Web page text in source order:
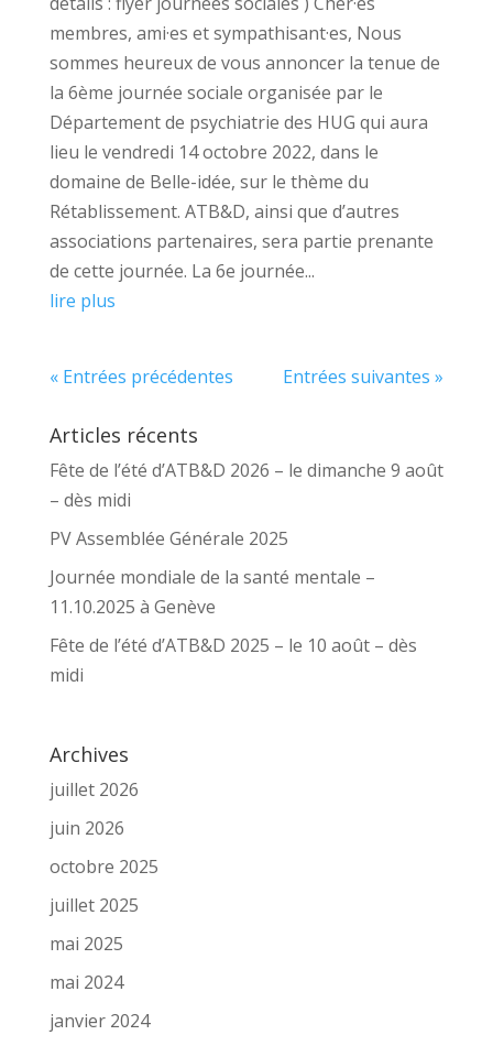
membres, ami·es et sympathisant·es, Nous
sommes heureux de vous annoncer la tenue de
la 6ème journée sociale organisée par le
Département de psychiatrie des HUG qui aura
lieu le vendredi 14 octobre 2022, dans le
domaine de Belle-idée, sur le thème du
Rétablissement. ATB&D, ainsi que d’autres
associations partenaires, sera partie prenante
de cette journée. La 6e journée...
lire plus
« Entrées précédentes Entrées suivantes »
Articles récents
Fête de l’été d’ATB&D 2026 – le dimanche 9 août
– dès midi
PV Assemblée Générale 2025
Journée mondiale de la santé mentale –
11.10.2025 à Genève
Fête de l’été d’ATB&D 2025 – le 10 août – dès
midi
Archives
juillet 2026
juin 2026
octobre 2025
juillet 2025
mai 2025
mai 2024
janvier 2024